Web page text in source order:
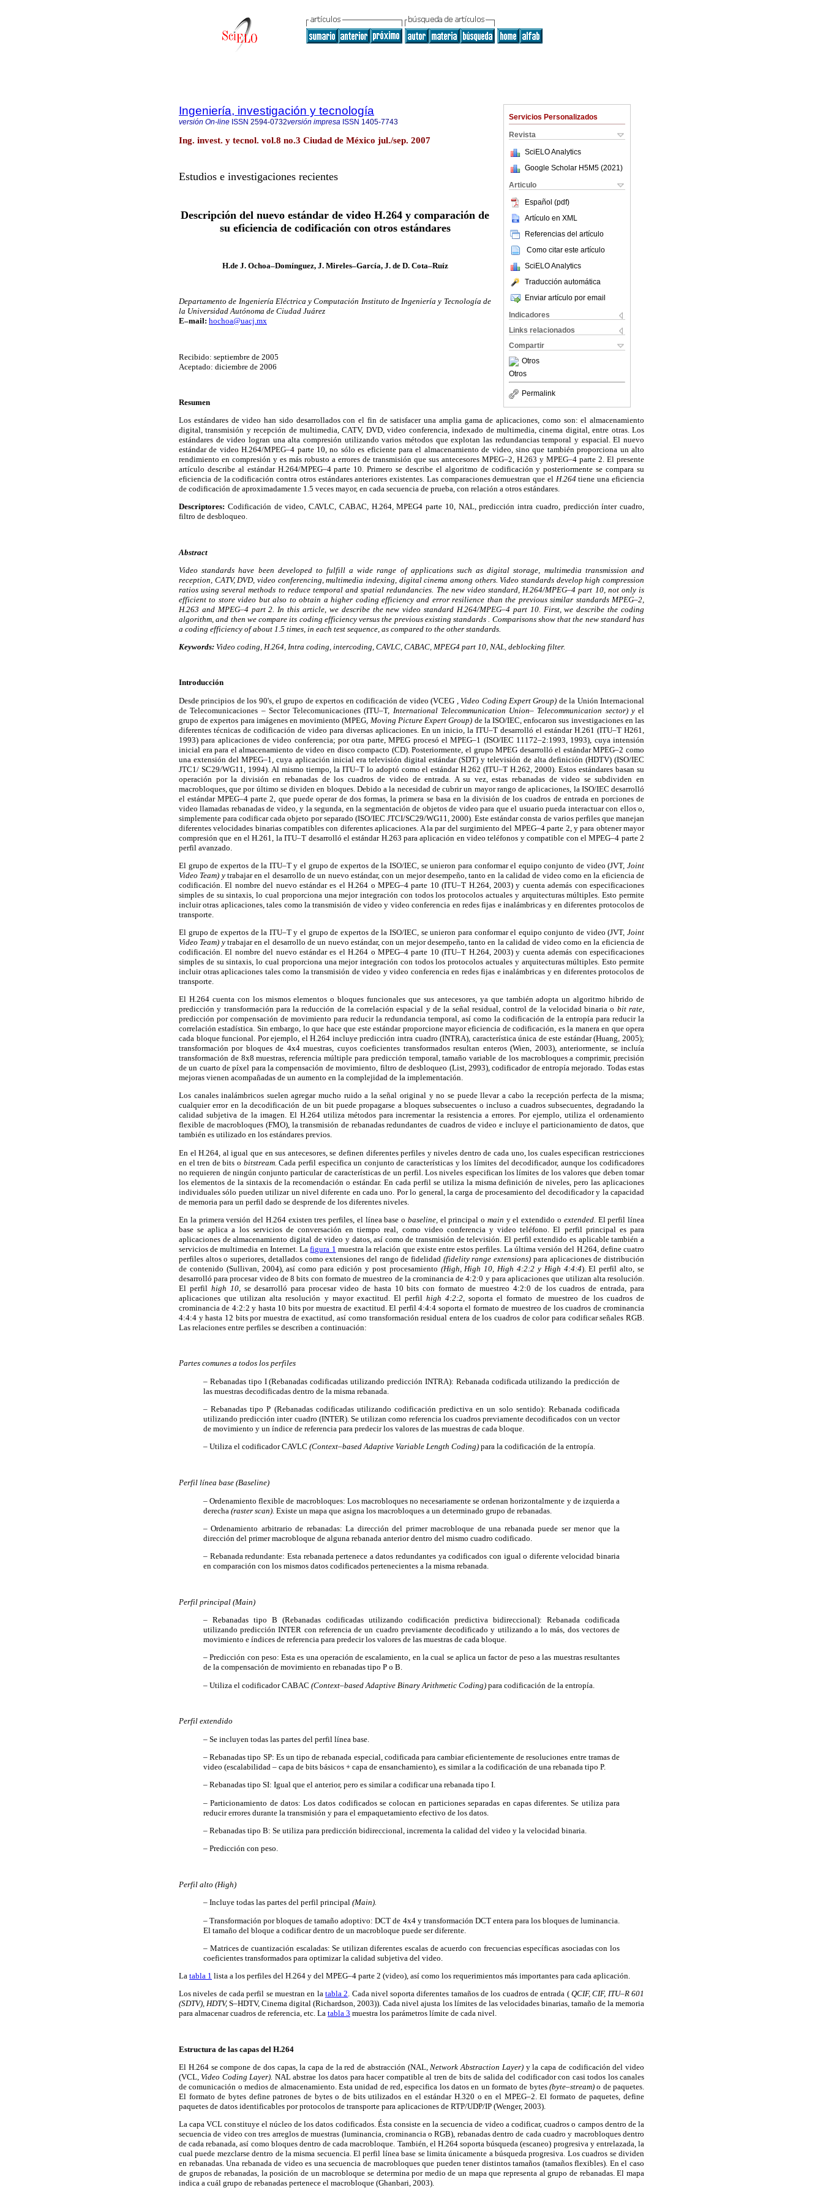
Servicios Personalizados
Revista
SciELO Analytics
Google Scholar H5M5 (2021 )
Articulo
Español (pdf)
Artículo en XML
Referencias del artículo
Como citar este artículo
SciELO Analytics
Traducción automática
Enviar artículo por email
Indicadores
Links relacionados
Compartir
Otros
Otros
Permalink
Ingeniería, investigación y tecnología
versión On-line ISSN 2594-0732versión impresa ISSN 1405-7743
Ing. invest. y tecnol. vol.8 no.3 Ciudad de México jul./sep. 2007
Estudios e investigaciones recientes
Descripción del nuevo estándar de video H.264 y comparación de
su eficiencia de codificación con otros estándares
H.de J. Ochoa–Domínguez, J. Mireles–García, J. de D. Cota–Ruíz
Departamento de Ingeniería Eléctrica y Computación Instituto de Ingeniería y Tecnología de
la Universidad Autónoma de Ciudad Juárez
E–mail: hochoa@uacj.mx
Recibido: septiembre de 2005
Aceptado: diciembre de 2006
Resumen
Los estándares de video han sido desarrollados con el fin de satisfacer una amplia gama de aplicaciones, como son: el almacenamiento
digital, transmisión y recepción de multimedia, CATV, DVD, video conferencia, indexado de multimedia, cinema digital, entre otras. Los
estándares de video logran una alta compresión utilizando varios métodos que explotan las redundancias temporal y espacial. El nuevo
estándar de video H.264/MPEG–4 parte 10, no sólo es eficiente para el almacenamiento de video, sino que también proporciona un alto
rendimiento en compresión y es más robusto a errores de transmisión que sus antecesores MPEG–2, H.263 y MPEG–4 parte 2. El presente
artículo describe al estándar H.264/MPEG–4 parte 10. Primero se describe el algoritmo de codificación y posteriormente se compara su
eficiencia de la codificación contra otros estándares anteriores existentes. Las comparaciones demuestran que el H.264tiene una eficiencia
de codificación de aproximadamente 1.5 veces mayor, en cada secuencia de prueba, con relación a otros estándares.
Descriptores: Codificación de video, CAVLC, CABAC, H.264, MPEG4 parte 10, NAL, predicción intra cuadro, predicción ínter cuadro,
filtro de desbloqueo.
Abstract
Video standards have been developed to fulfill a wide range of applications such as digital storage, multimedia transmission and
reception, CATV, DVD, video conferencing, multimedia indexing, digital cinema among others. Video standards develop high compression
ratios using several methods to reduce temporal and spatial redundancies. The new video standard, H.264/MPEG–4 part 10, not only is
efficient to store video but also to obtain a higher coding efficiency and error resilience than the previous similar standards MPEG–2,
H.263 and MPEG–4 part 2. In this article, we describe the new video standard H.264/MPEG–4 part 10. First, we describe the coding
algorithm, and then we compare its coding efficiency versus the previous existing standards . Comparisons show that the new standard has
a coding efficiency of about 1.5 times, in each test sequence, as compared to the other standards.
Keywords: Video coding, H.264, Intra coding, intercoding, CAVLC, CABAC, MPEG4 part 10, NAL, deblocking filter.
Introducción
Desde principios de los 90's, el grupo de expertos en codificación de video (VCEG ,Video Coding Expert Group) de la Unión Internacional
de Telecomunicaciones – Sector Telecomunicaciones (ITU–T, International Telecommunication Union– Telecommunication sector) y el
grupo de expertos para imágenes en movimiento (MPEG, Moving Picture ExpertGroup) de la ISO/IEC, enfocaron sus investigaciones en las
diferentes técnicas de codificación de video para diversas aplicaciones. En un inicio, la ITU–T desarrolló el estándar H.261 (ITU–T H261,
1993) para aplicaciones de video conferencia; por otra parte, MPEG procesó el MPEG–1 (ISO/IEC 11172–2:1993, 1993), cuya intensión
inicial era para el almacenamiento de video en disco compacto (CD). Posteriormente, el grupo MPEG desarrolló el estándar MPEG–2 como
una extensión del MPEG–1, cuya aplicación inicial era televisión digital estándar (SDT) y televisión de alta definición (HDTV) (ISO/IEC
JTC1/ SC29/WG11, 1994). Al mismo tiempo, la ITU–T lo adoptó como el estándar H.262 (ITU–T H.262, 2000). Estos estándares basan su
operación por la división en rebanadas de los cuadros de video de entrada. A su vez, estas rebanadas de video se subdividen en
macrobloques, que por último se dividen en bloques. Debido a la necesidad de cubrir un mayor rango de aplicaciones, la ISO/IEC desarrolló
el estándar MPEG–4 parte 2, que puede operar de dos formas, la primera se basa en la división de los cuadros de entrada en porciones de
video llamadas rebanadas de video, y la segunda, en la segmentación de objetos de video para que el usuario pueda interactuar con ellos o,
simplemente para codificar cada objeto por separado (ISO/IEC JTCI/SC29/WG11, 2000). Este estándar consta de varios perfiles que manejan
diferentes velocidades binarias compatibles con diferentes aplicaciones. A la par del surgimiento del MPEG–4 parte 2, y para obtener mayor
compresión que en el H.261, la ITU–T desarrolló el estándar H.263 para aplicación en video teléfonos y compatible con el MPEG–4 parte 2
perfil avanzado.
El grupo de expertos de la ITU–T y el grupo de expertos de la ISO/IEC, se unieron para conformar el equipo conjunto de video (JVT, Joint
Video Team) y trabajar en el desarrollo de un nuevo estándar, con un mejor desempeño, tanto en la calidad de video como en la eficiencia de
codificación. El nombre del nuevo estándar es el H.264 o MPEG–4 parte 10 (ITU–T H.264, 2003) y cuenta además con especificaciones
simples de su sintaxis, lo cual proporciona una mejor integración con todos los protocolos actuales y arquitecturas múltiples. Esto permite
incluir otras aplicaciones, tales como la transmisión de video y video conferencia en redes fijas e inalámbricas y en diferentes protocolos de
transporte.
El grupo de expertos de la ITU–T y el grupo de expertos de la ISO/IEC, se unieron para conformar el equipo conjunto de video (JVT, Joint
Video Team) y trabajar en el desarrollo de un nuevo estándar, con un mejor desempeño, tanto en la calidad de video como en la eficiencia de
codificación. El nombre del nuevo estándar es el H.264 o MPEG–4 parte 10 (ITU–T H.264, 2003) y cuenta además con especificaciones
simples de su sintaxis, lo cual proporciona una mejor integración con todos los protocolos actuales y arquitecturas múltiples. Esto permite
incluir otras aplicaciones tales como la transmisión de video y video conferencia en redes fijas e inalámbricas y en diferentes protocolos de
transporte.
El H.264 cuenta con los mismos elementos o bloques funcionales que sus antecesores, ya que también adopta un algoritmo hibrido de
predicción y transformación para la reducción de la correlación espacial y de la señal residual, control de la velocidad binaria o bit rate,
predicción por compensación de movimiento para reducir la redundancia temporal, así como la codificación de la entropía para reducir la
correlación estadística. Sin embargo, lo que hace que este estándar proporcione mayor eficiencia de codificación, es la manera en que opera
cada bloque funcional. Por ejemplo, el H.264 incluye predicción intra cuadro (INTRA), característica única de este estándar (Huang, 2005);
transformación por bloques de 4x4 muestras, cuyos coeficientes transformados resultan enteros (Wien, 2003), anteriormente, se incluía
transformación de 8x8 muestras, referencia múltiple para predicción temporal, tamaño variable de los macrobloques a comprimir, precisión
de un cuarto de píxel para la compensación de movimiento, filtro de desbloqueo (List, 2993), codificador de entropía mejorado. Todas estas
mejoras vienen acompañadas de un aumento en la complejidad de la implementación.
Los canales inalámbricos suelen agregar mucho ruido a la señal original y no se puede llevar a cabo la recepción perfecta de la misma;
cualquier error en la decodificación de un bit puede propagarse a bloques subsecuentes o incluso a cuadros subsecuentes, degradando la
calidad subjetiva de la imagen. El H.264 utiliza métodos para incrementar la resistencia a errores. Por ejemplo, utiliza el ordenamiento
flexible de macrobloques (FMO), la transmisión de rebanadas redundantes de cuadros de video e incluye el particionamiento de datos, que
también es utilizado en los estándares previos.
En el H.264, al igual que en sus antecesores, se definen diferentes perfiles y niveles dentro de cada uno, los cuales especifican restricciones
en el tren de bits o bitstream.Cada perfil especifica un conjunto de características y los límites del decodificador, aunque los codificadores
no requieren de ningún conjunto particular de características de un perfil. Los niveles especifican los límites de los valores que deben tomar
los elementos de la sintaxis de la recomendación o estándar. En cada perfil se utiliza la misma definición de niveles, pero las aplicaciones
individuales sólo pueden utilizar un nivel diferente en cada uno. Por lo general, la carga de procesamiento del decodificador y la capacidad
de memoria para un perfil dado se desprende de los diferentes niveles.
En la primera versión del H.264 existen tres perfiles, el línea base o baseline, el principal o main y el extendido o extended. El perfil línea
base se aplica a los servicios de conversación en tiempo real, como video conferencia y video teléfono. El perfil principal es para
aplicaciones de almacenamiento digital de video y datos, así como de transmisión de televisión. El perfil extendido es aplicable también a
servicios de multimedia en Internet. Lafigura 1 muestra la relación que existe entre estos perfiles. La última versión del H.264, define cuatro
perfiles altos o superiores, detallados como extensiones del rango de fidelidad (fidelity range extensions) para aplicaciones de distribución
de contenido (Sullivan, 2004), así como para edición y post procesamiento (High, High 10, High 4:2:2 y High 4:4:4). El perfil alto, se
desarrolló para procesar video de 8 bits con formato de muestreo de la crominancia de 4:2:0 y para aplicaciones que utilizan alta resolución.
El perfil high 10, se desarrolló para procesar video de hasta 10 bits con formato de muestreo 4:2:0 de los cuadros de entrada, para
aplicaciones que utilizan alta resolución y mayor exactitud. El perfil high 4:2:2,soporta el formato de muestreo de los cuadros de
crominancia de 4:2:2 y hasta 10 bits por muestra de exactitud. El perfil 4:4:4 soporta el formato de muestreo de los cuadros de crominancia
4:4:4 y hasta 12 bits por muestra de exactitud, así como transformación residual entera de los cuadros de color para codificar señales RGB.
Las relaciones entre perfiles se describen a continuación:
Partes comunes a todos los perfiles
– Rebanadas tipo I (Rebanadas codificadas utilizando predicción INTRA): Rebanada codificada utilizando la predicción de
las muestras decodificadas dentro de la misma rebanada.
– Rebanadas tipo P (Rebanadas codificadas utilizando codificación predictiva en un solo sentido): Rebanada codificada
utilizando predicción inter cuadro (INTER). Se utilizan como referencia los cuadros previamente decodificados con un vector
de movimiento y un índice de referencia para predecir los valores de las muestras de cada bloque.
– Utiliza el codificador CAVLC (Context–based Adaptive Variable Length Coding) para la codificación de la entropía.
Perfil línea base (Baseline)
–Ordenamiento flexible de macrobloques: Los macrobloques no necesariamente se ordenan horizontalmente y de izquierda a
derecha (raster scan). Existe un mapa que asigna los macrobloques a un determinado grupo de rebanadas.
– Ordenamiento arbitrario de rebanadas: La dirección del primer macrobloque de una rebanada puede ser menor que la
dirección del primer macrobloque de alguna rebanada anterior dentro del mismo cuadro codificado.
– Rebanada redundante: Esta rebanada pertenece a datos redundantes ya codificados con igual o diferente velocidad binaria
en comparación con los mismos datos codificados pertenecientes a la misma rebanada.
Perfil principal (Main)
– Rebanadas tipo B (Rebanadas codificadas utilizando codificación predictiva bidireccional): Rebanada codificada
utilizando predicción INTER con referencia de un cuadro previamente decodificado y utilizando a lo más, dos vectores de
movimiento e índices de referencia para predecir los valores de las muestras de cada bloque.
– Predicción con peso: Esta es una operación de escalamiento, en la cual se aplica un factor de peso a las muestras resultantes
de la compensación de movimiento en rebanadas tipo P o B.
– Utiliza el codificador CABAC (Context–based Adaptive Binary Arithmetic Coding) para codificación de la entropía.
Perfil extendido
– Se incluyen todas las partes del perfil línea base.
– Rebanadas tipo SP: Es un tipo de rebanada especial, codificada para cambiar eficientemente de resoluciones entre tramas de
video (escalabilidad – capa de bits básicos + capa de ensanchamiento), es similar a la codificación de una rebanada tipo P.
– Rebanadas tipo SI: Igual que el anterior, pero es similar a codificar una rebanada tipo I.
– Particionamiento de datos: Los datos codificados se colocan en particiones separadas en capas diferentes. Se utiliza para
reducir errores durante la transmisión y para el empaquetamiento efectivo de los datos.
– Rebanadas tipo B: Se utiliza para predicción bidireccional, incrementa la calidad del video y la velocidad binaria.
– Predicción con peso.
Perfil alto (High)
– Incluye todas las partes del perfil principal (Main).
–Transformación por bloques de tamaño adoptivo: DCT de 4x4 y transformación DCT entera para los bloques de luminancia.
El tamaño del bloque a codificar dentro de un macrobloque puede ser diferente.
– Matrices de cuantización escaladas: Se utilizan diferentes escalas de acuerdo con frecuencias específicas asociadas con los
coeficientes transformados para optimizar la calidad subjetiva del video.
La tabla 1 lista a los perfiles del H.264 y del MPEG–4 parte 2 (video), así como los requerimientos más importantes para cada aplicación.
Los niveles de cada perfil se muestran en la tabla 2. Cada nivel soporta diferentes tamaños de los cuadros de entrada (QCIF, CIF, ITU–R 601
(SDTV), HDTV,S–HDTV, Cinema digital (Richardson, 2003)). Cada nivel ajusta los límites de las velocidades binarias, tamaño de la memoria
para almacenar cuadros de referencia, etc. La tabla 3 muestra los parámetros límite de cada nivel.
Estructura de las capas del H.264
El H.264 se compone de dos capas, la capa de la red de abstracción (NAL,Network Abstraction Layer) y la capa de codificación del video
(VCL,Video Coding Layer). NAL abstrae los datos para hacer compatible al tren de bits de salida del codificador con casi todos los canales
de comunicación o medios de almacenamiento. Esta unidad de red, especifica los datos en un formato de bytes (byte–stream)o de paquetes.
El formato de bytes define patrones de bytes o de bits utilizados en el estándar H.320 o en el MPEG–2. El formato de paquetes, define
paquetes de datos identificables por protocolos de transporte para aplicaciones de RTP/UDP/IP (Wenger, 2003).
La capa VCL constituye el núcleo de los datos codificados. Ésta consiste en la secuencia de video a codificar, cuadros o campos dentro de la
secuencia de video con tres arreglos de muestras (luminancia, crominancia o RGB), rebanadas dentro de cada cuadro y macrobloques dentro
de cada rebanada, así como bloques dentro de cada macrobloque. También, el H.264 soporta búsqueda (escaneo) progresiva y entrelazada, la
cual puede mezclarse dentro de la misma secuencia. El perfil línea base se limita únicamente a búsqueda progresiva. Los cuadros se dividen
en rebanadas. Una rebanada de video es una secuencia de macrobloques que pueden tener distintos tamaños (tamaños flexibles). En el caso
de grupos de rebanadas, la posición de un macrobloque se determina por medio de un mapa que representa al grupo de rebanadas. El mapa
indica a cuál grupo de rebanadas pertenece el macrobloque (Ghanbari, 2003).